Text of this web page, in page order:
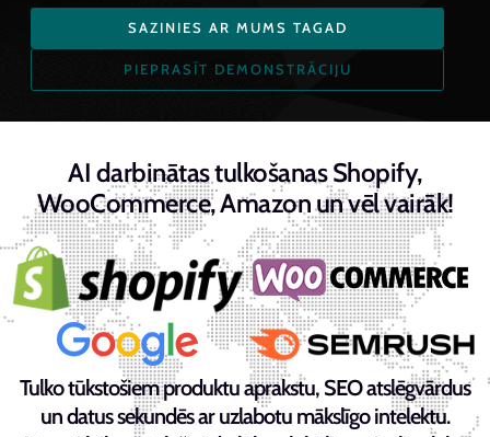
SAZINIES AR MUMS TAGAD
PIEPRASĪT DEMONSTRĀCIJU
AI darbinātas tulkošanas Shopify,
WooCommerce, Amazon un vēl vairāk!
Tulko tūkstošiem produktu aprakstu, SEO atslēgvārdus
un datus sekundēs ar uzlabotu mākslīgo intelektu.